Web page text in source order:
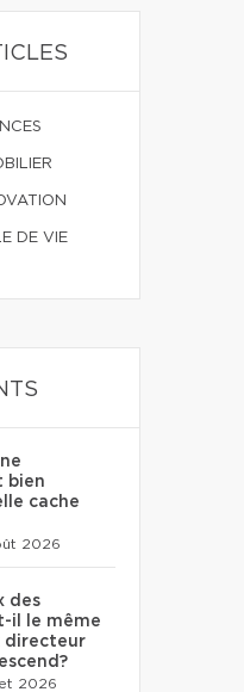
DE VIE
bien
cache
2026
des
il le même
directeur
2026